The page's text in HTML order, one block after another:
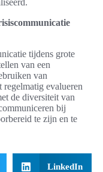
tijdens grote
van een
van
evalueren
de diversiteit van
bij
te zijn en te
LinkedIn